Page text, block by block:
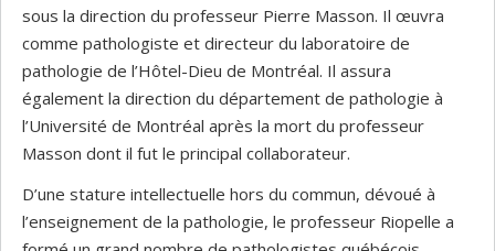
sous la direction du professeur Pierre Masson. Il œuvra
comme pathologiste et directeur du laboratoire de
pathologie de l’Hôtel-Dieu de Montréal. Il assura
également la direction du département de pathologie à
l’Université de Montréal après la mort du professeur
Masson dont il fut le principal collaborateur.
D’une stature intellectuelle hors du commun, dévoué à
l’enseignement de la pathologie, le professeur Riopelle a